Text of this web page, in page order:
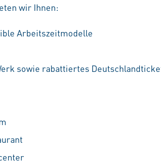
wir Ihnen:
Arbeitszeitmodelle
sowie rabattiertes